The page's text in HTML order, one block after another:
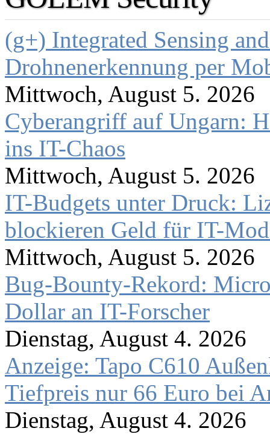
(g+) Integrated Sensing
Drohnenerkennung per
Mittwoch, August 5. 2026
Cyberangriff auf Ungarn:
ins IT-Chaos
Mittwoch, August 5. 2026
IT-Budgets unter Druck:
blockieren Geld für IT-
Mittwoch, August 5. 2026
Bug-Bounty-Rekord:
Dollar an IT-Forscher
Dienstag, August 4. 2026
Anzeige: Tapo C610
Tiefpreis nur 66 Euro bei
Dienstag, August 4. 2026